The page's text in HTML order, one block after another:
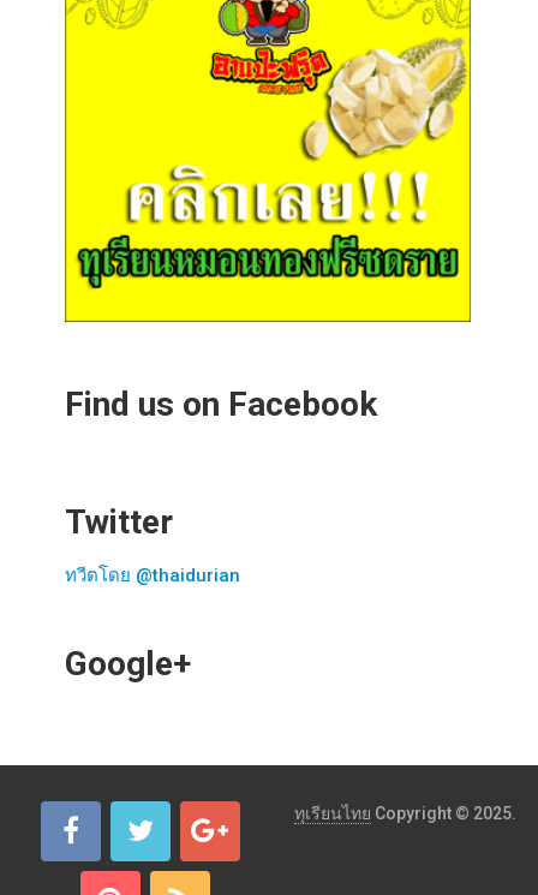
Find us on Facebook
Twitter
ทวีตโดย @thaidurian
Google+
ทุเรียนไทย Copyright © 2025.